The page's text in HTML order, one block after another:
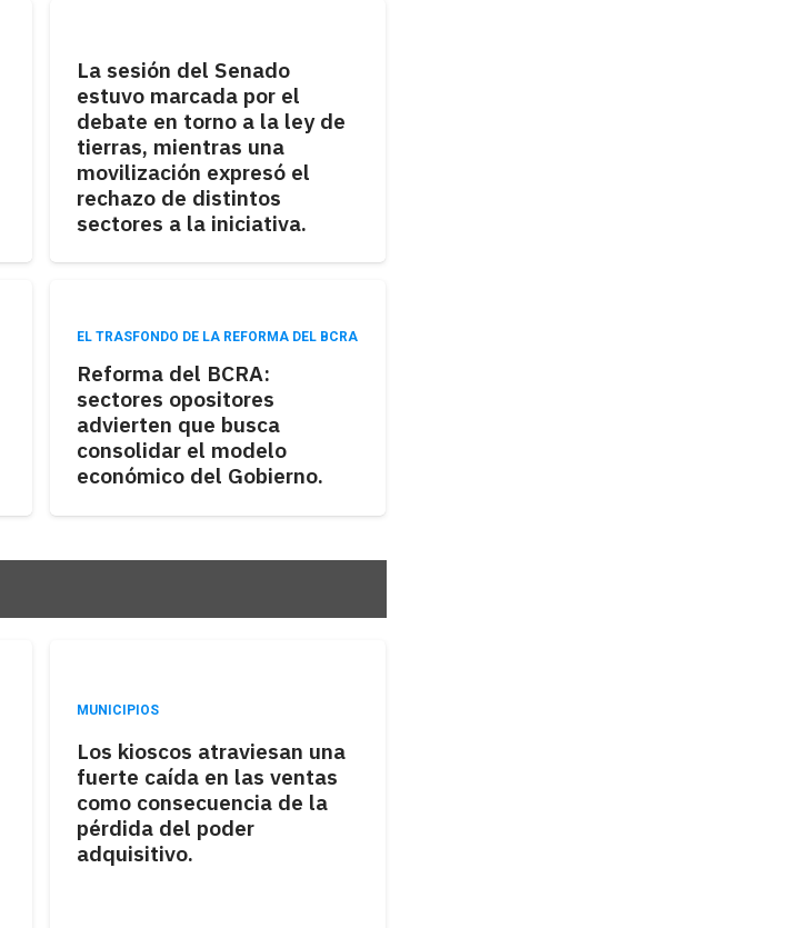
La sesión del Senado
estuvo marcada por el
debate en torno a la ley de
tierras, mientras una
movilización expresó el
rechazo de distintos
sectores a la iniciativa.
EL TRASFONDO DE LA REFORMA DEL BCRA
Reforma del BCRA:
sectores opositores
advierten que busca
consolidar el modelo
económico del Gobierno.
MUNICIPIOS
Los kioscos atraviesan una
fuerte caída en las ventas
como consecuencia de la
pérdida del poder
adquisitivo.